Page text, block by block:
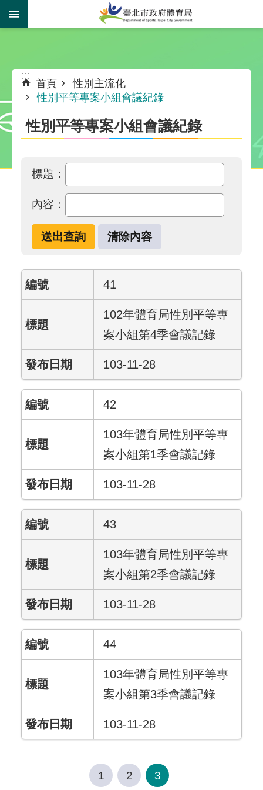
跳到主要內容區塊
:::
首頁
性別主流化
性別平等專案小組會議紀錄
性別平等專案小組會議紀錄
標題：
內容：
41
102年體育局性別平等專
案小組第4季會議記錄
103-11-28
42
103年體育局性別平等專
案小組第1季會議記錄
103-11-28
43
103年體育局性別平等專
案小組第2季會議記錄
103-11-28
44
103年體育局性別平等專
案小組第3季會議記錄
103-11-28
1 2 3